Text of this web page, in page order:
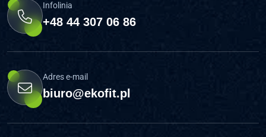
Infolinia
+48 44 307 06 86
Adres e-mail
biuro@ekofit.pl